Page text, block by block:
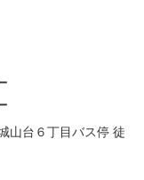
－
－
山台６丁目バス停 徒